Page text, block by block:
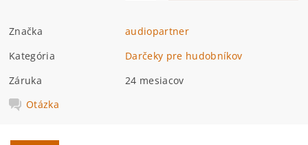
Značka
audiopartner
Kategória
Darčeky pre hudobníkov
Záruka
24 mesiacov
Otázka